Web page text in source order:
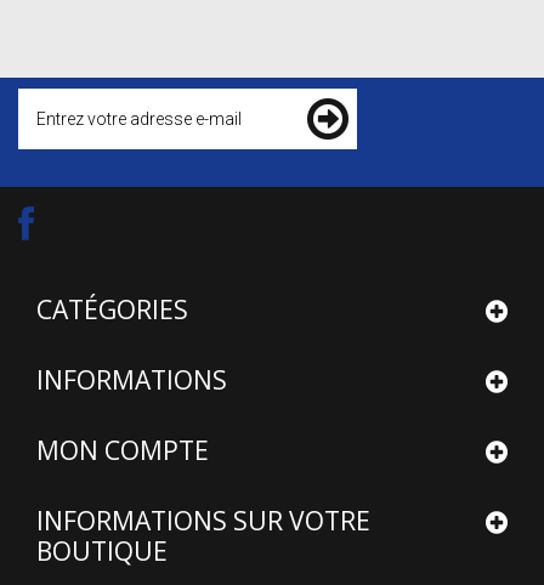
CATÉGORIES
INFORMATIONS
MON COMPTE
INFORMATIONS SUR VOTRE
BOUTIQUE